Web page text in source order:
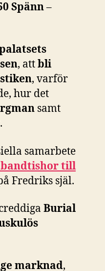
Spänn–
, attbli
, varför
hur det
samt
.
samarbete
bandtishor till
Fredriks själ.
Burial
marknad,